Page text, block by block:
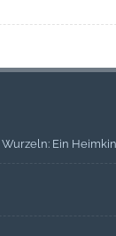
Ein